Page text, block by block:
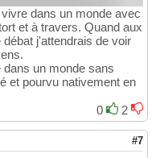
dans un monde avec
et à travers. Quand aux
j'attendrais de voir
un monde sans
et pourvu nativement en
0
2
#7